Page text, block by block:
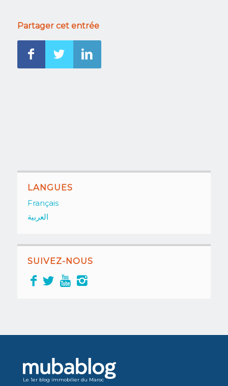
Partager cet entrée
LANGUES
Français
العربية
SUIVEZ-NOUS
Le 1er blog immobilier du Maroc